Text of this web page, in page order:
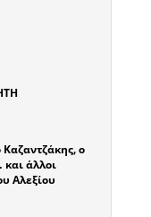
ο
άλλοι
Αλεξίου